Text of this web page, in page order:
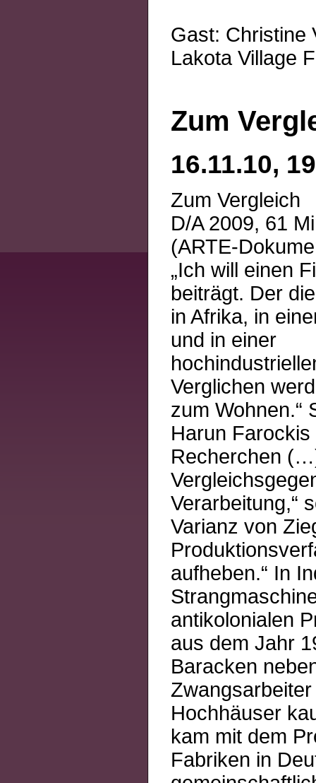
Gast: Christine
Lakota Village
Zum
16.11.10,
Zum Vergleich
D/A 2009, 61
(ARTE-
„Ich will einen
beiträgt. Der
in Afrika, in
und in einer
Verglichen
zum Wohnen.“
Harun
Recherchen
Verarbeitung,“
Varianz von
aufheben.“ In
antikolonialen
aus dem Jahr
Baracken
Hochhäuser
kam mit dem
Fabriken in